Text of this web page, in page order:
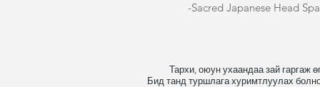
-Sacred Japanese Head
Тархи, оюун ухаандаа зай гаргаж
Бид танд туршлага хуримтлуулах